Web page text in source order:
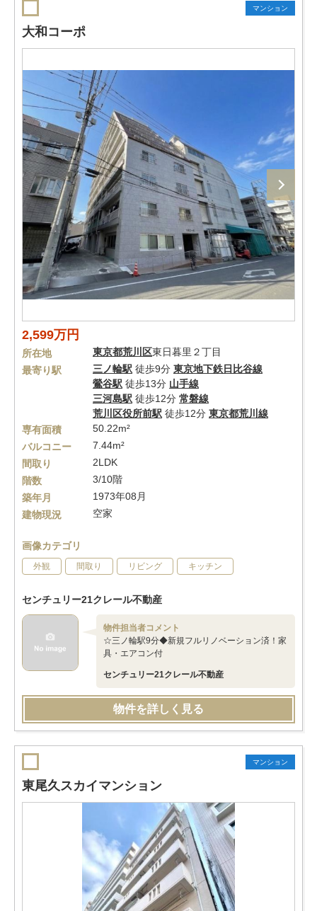
マンション
大和コーポ
2,599万円
所在地 東京都荒川区東日暮里２丁目
最寄り駅
三ノ輪駅 徒歩9分 東京地下鉄日比谷線
鶯谷駅 徒歩13分 山手線
三河島駅 徒歩12分 常磐線
荒川区役所前駅 徒歩12分 東京都荒川線
専有面積
50.22m²
バルコニー
7.44m²
間取り
2LDK
階数
3/10階
築年月
1973年08月
建物現況
空家
画像カテゴリ
外観 間取り リビング キッチン
センチュリー21クレール不動産
物件担当者コメント
☆三ノ輪駅9分◆新規フルリノベーション済！家
具・エアコン付
センチュリー21クレール不動産
物件を詳しく見る
マンション
東尾久スカイマンション